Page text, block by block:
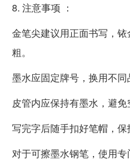
8. 注意事项 ：
金笔尖建议用正面书写，
粗。
墨水应固定牌号，换用不同
皮管内应保持有墨水，避免
写完字后随手扣好笔帽，保
对于可擦墨水钢笔，使用